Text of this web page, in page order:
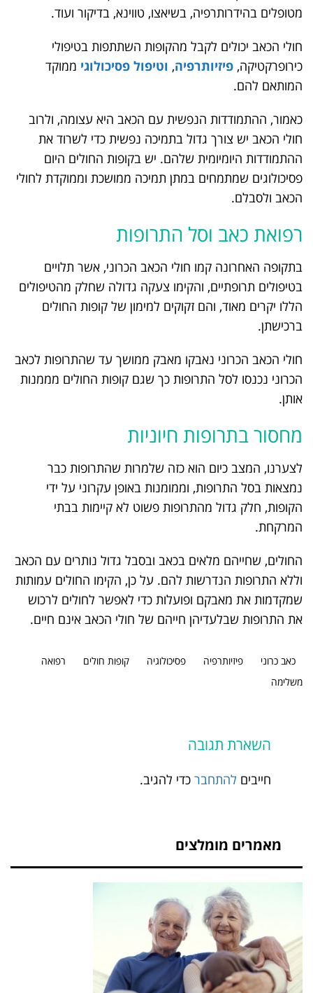
מטופלים בהידרותרפיה, בשיאצו, טווינא, בדיקור ועוד.
חולי הכאב יכולים לקבל מהקופות השתתפות בטיפולי
כירופרקטיקה, פיזיותרפיה, וטיפול פסיכולוגי ממוקד
המותאם להם.
כאמור, ההתמודדות הנפשית עם הכאב היא עצומה, ולרוב
חולי הכאב יש צורך גדול בתמיכה נפשית כדי לשרוד את
ההתמודדות היומיומית שלהם. יש בקופות החולים היום
פסיכולוגים שמתמחים במתן תמיכה ממושכת וממוקדת לחולי
הכאב ולסבלם.
רפואת כאב וסל התרופות
בתקופה האחרונה קמו חולי הכאב הכרוני, אשר תלויים
בטיפולים תרופתיים, והקימו צעקה גדולה שחלק מהטיפולים
הללו יקרים מאוד, והם זקוקים למימון של קופות החולים
ברכישתן.
חולי הכאב הכרוני נאבקו מאבק ממושך עד שהתרופות לכאב
הכרוני נכנסו לסל התרופות כך שגם קופות החולים מממנות
אותן.
מחסור בתרופות חיוניות
לצערנו, המצב כיום הוא כזה שלמרות שהתרופות כבר
נמצאות בסל התרופות, וממומנות באופן עקרוני על ידי
הקופות, חלק גדול מהתרופות פשוט לא קיימות בבתי
המרקחת.
החולים, שחייהם מלאים בכאב ובסבל גדול נותרים עם הכאב
וללא התרופות הנדרשות להם. על כן, הקימו החולים עמותות
שמקדמות את מאבקם ופועלות כדי לאפשר לחולים לרכוש
את התרופות שבלעדיהן חייהם של חולי הכאב אינם חיים.
כאב כרוני פיזיותרפיה פסיכולוגיה קופות חולים
רפואה
משלימה
השארת תגובה
חייבים להתחבר כדי להגיב.
מאמרים מומלצים